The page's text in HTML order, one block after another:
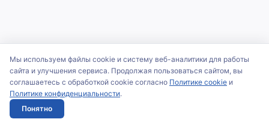
Мы используем файлы cookie и систему веб-аналитики для работы
сайта и улучшения сервиса. Продолжая пользоваться сайтом, вы
соглашаетесь с обработкой cookie согласно Политике cookie и
Политике конфиденциальности.
Понятно